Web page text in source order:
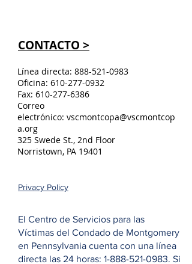
CONTACTO >
Línea directa: 888-521-0983
Oficina: 610-277-0932
Fax: 610-277-6386
Correo
electrónico: vscmontcopa@vscmontcop
a.org
325 Swede St., 2nd Floor
Norristown, PA 19401
Privacy Policy
El Centro de Servicios para las
Víctimas del Condado de Montgomery
en Pennsylvania cuenta con una línea
directa las 24 horas: 1-888-521-0983. Si